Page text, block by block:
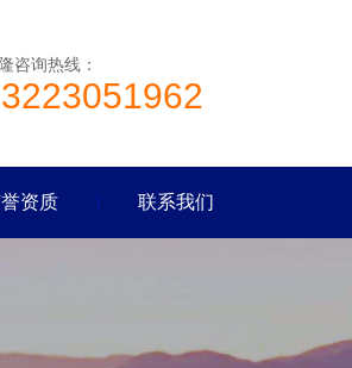
咨询热线：
资质 联系我们